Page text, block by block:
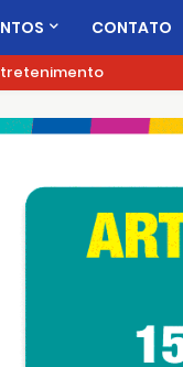
CONTATO